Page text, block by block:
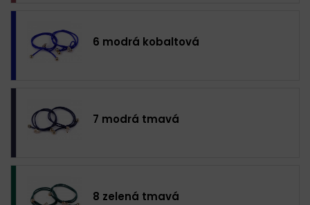
6 modrá kobaltová
7 modrá tmavá
8 zelená tmavá